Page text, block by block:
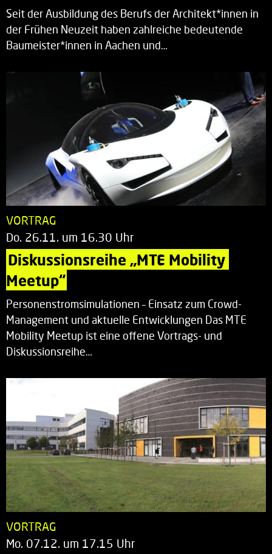
Seit der Ausbildung des Berufs der Architekt*innen in
der Frühen Neuzeit haben zahlreiche bedeutende
Baumeister*innen in Aachen und…
VORTRAG
Do. 26.11. um 16.30 Uhr
Diskussionsreihe „MTE Mobility
Meetup“
Personenstromsimulationen – Einsatz zum Crowd-
Management und aktuelle Entwicklungen Das MTE
Mobility Meetup ist eine offene Vortrags- und
Diskussionsreihe…
VORTRAG
Mo. 07.12. um 17.15 Uhr